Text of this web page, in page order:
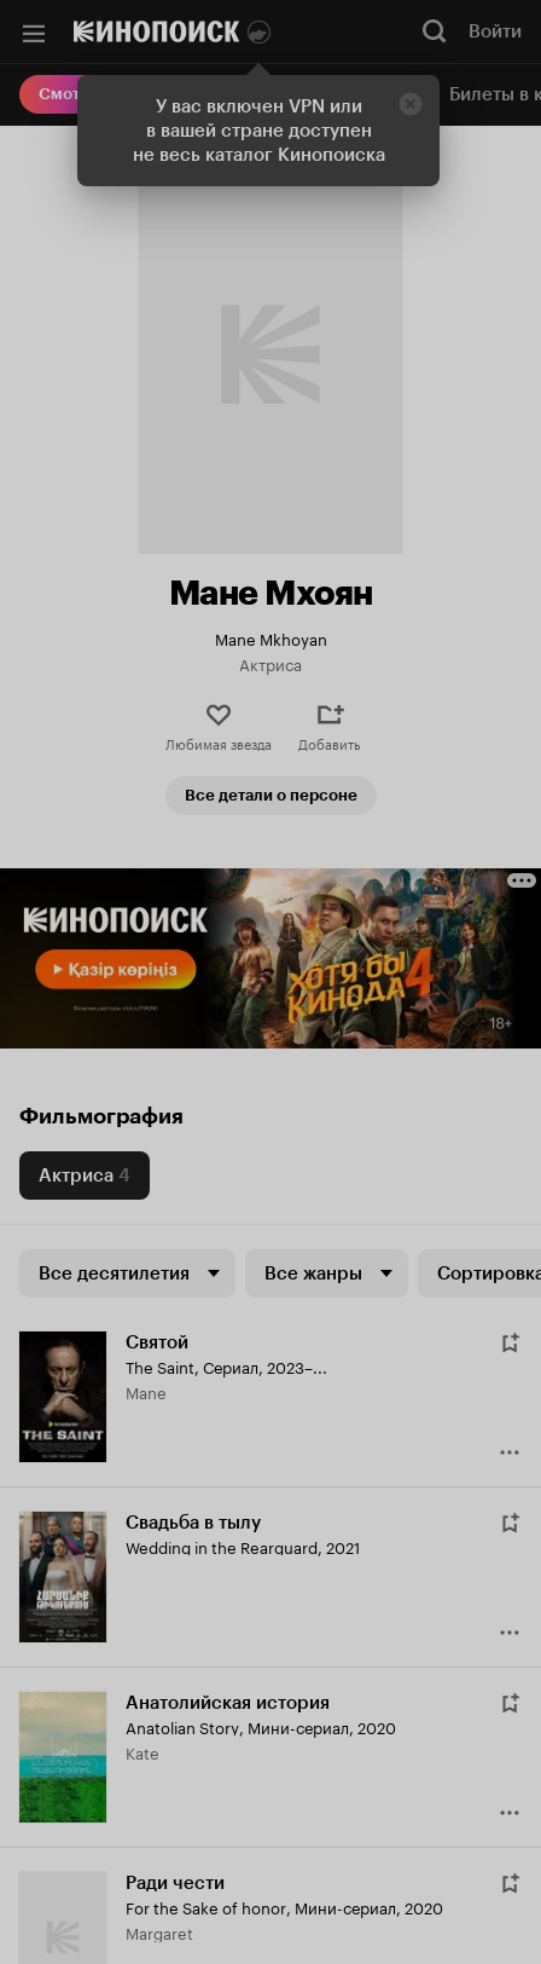
У вас включен VPN или
в вашей стране доступен
не весь каталог Кинопоиска
Войти
Смотреть кино Онлайн-кинотеатр Билеты в
Мане Мхоян
Mane Mkhoyan
Актриса
Любимая звезда Добавить
Все детали о персоне
Фильмография
Актриса 4
Все десятилетия Все жанры
Святой
The Saint, Сериал, 2023–...
Mane
Свадьба в тылу
Wedding in the Rearguard, 2021
Анатолийская история
Anatolian Story, Мини-сериал, 2020
Kate
Ради чести
For the Sake of honor, Мини-сериал, 2020
Margaret